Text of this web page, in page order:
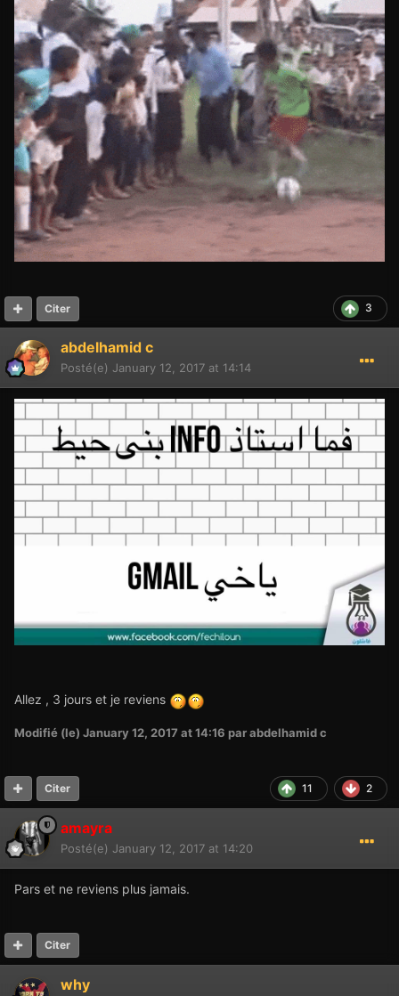
3
Citer
abdelhamid c
Posté(e) January 12, 2017 at 14:14
Allez , 3 jours et je reviens
Modifié (le) January 12, 2017 at 14:16 par abdelhamid c
11 2
Citer
amayra
Posté(e) January 12, 2017 at 14:20
Pars et ne reviens plus jamais.
Citer
why